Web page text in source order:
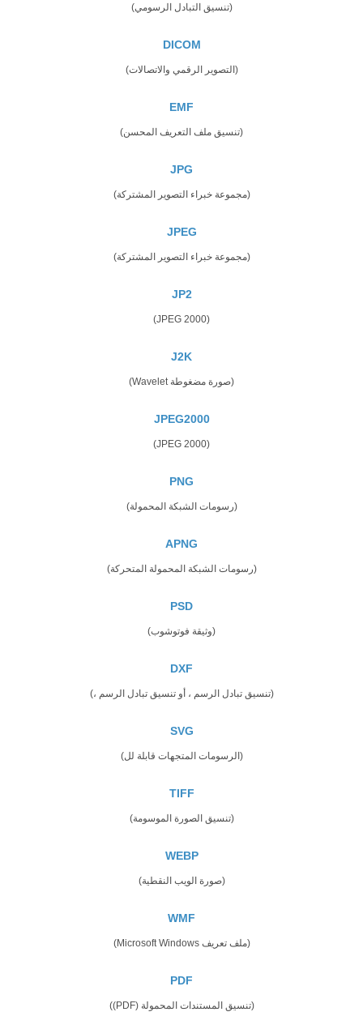
(تنسيق التبادل الرسومي)
DICOM
(التصوير الرقمي والاتصالات)
EMF
(تنسيق ملف التعريف المحسن)
JPG
(مجموعة خبراء التصوير المشتركة)
JPEG
(مجموعة خبراء التصوير المشتركة)
JP2
(JPEG 2000)
J2K
(صورة مضغوطة Wavelet)
JPEG2000
(JPEG 2000)
PNG
(رسومات الشبكة المحمولة)
APNG
(رسومات الشبكة المحمولة المتحركة)
PSD
(وثيقة فوتوشوب)
DXF
(تنسيق تبادل الرسم ، أو تنسيق تبادل الرسم ،)
SVG
(الرسومات المتجهات قابلة لل)
TIFF
(تنسيق الصورة الموسومة)
WEBP
(صورة الويب النقطية)
WMF
(ملف تعريف Microsoft Windows)
PDF
(تنسيق المستندات المحمولة (PDF))